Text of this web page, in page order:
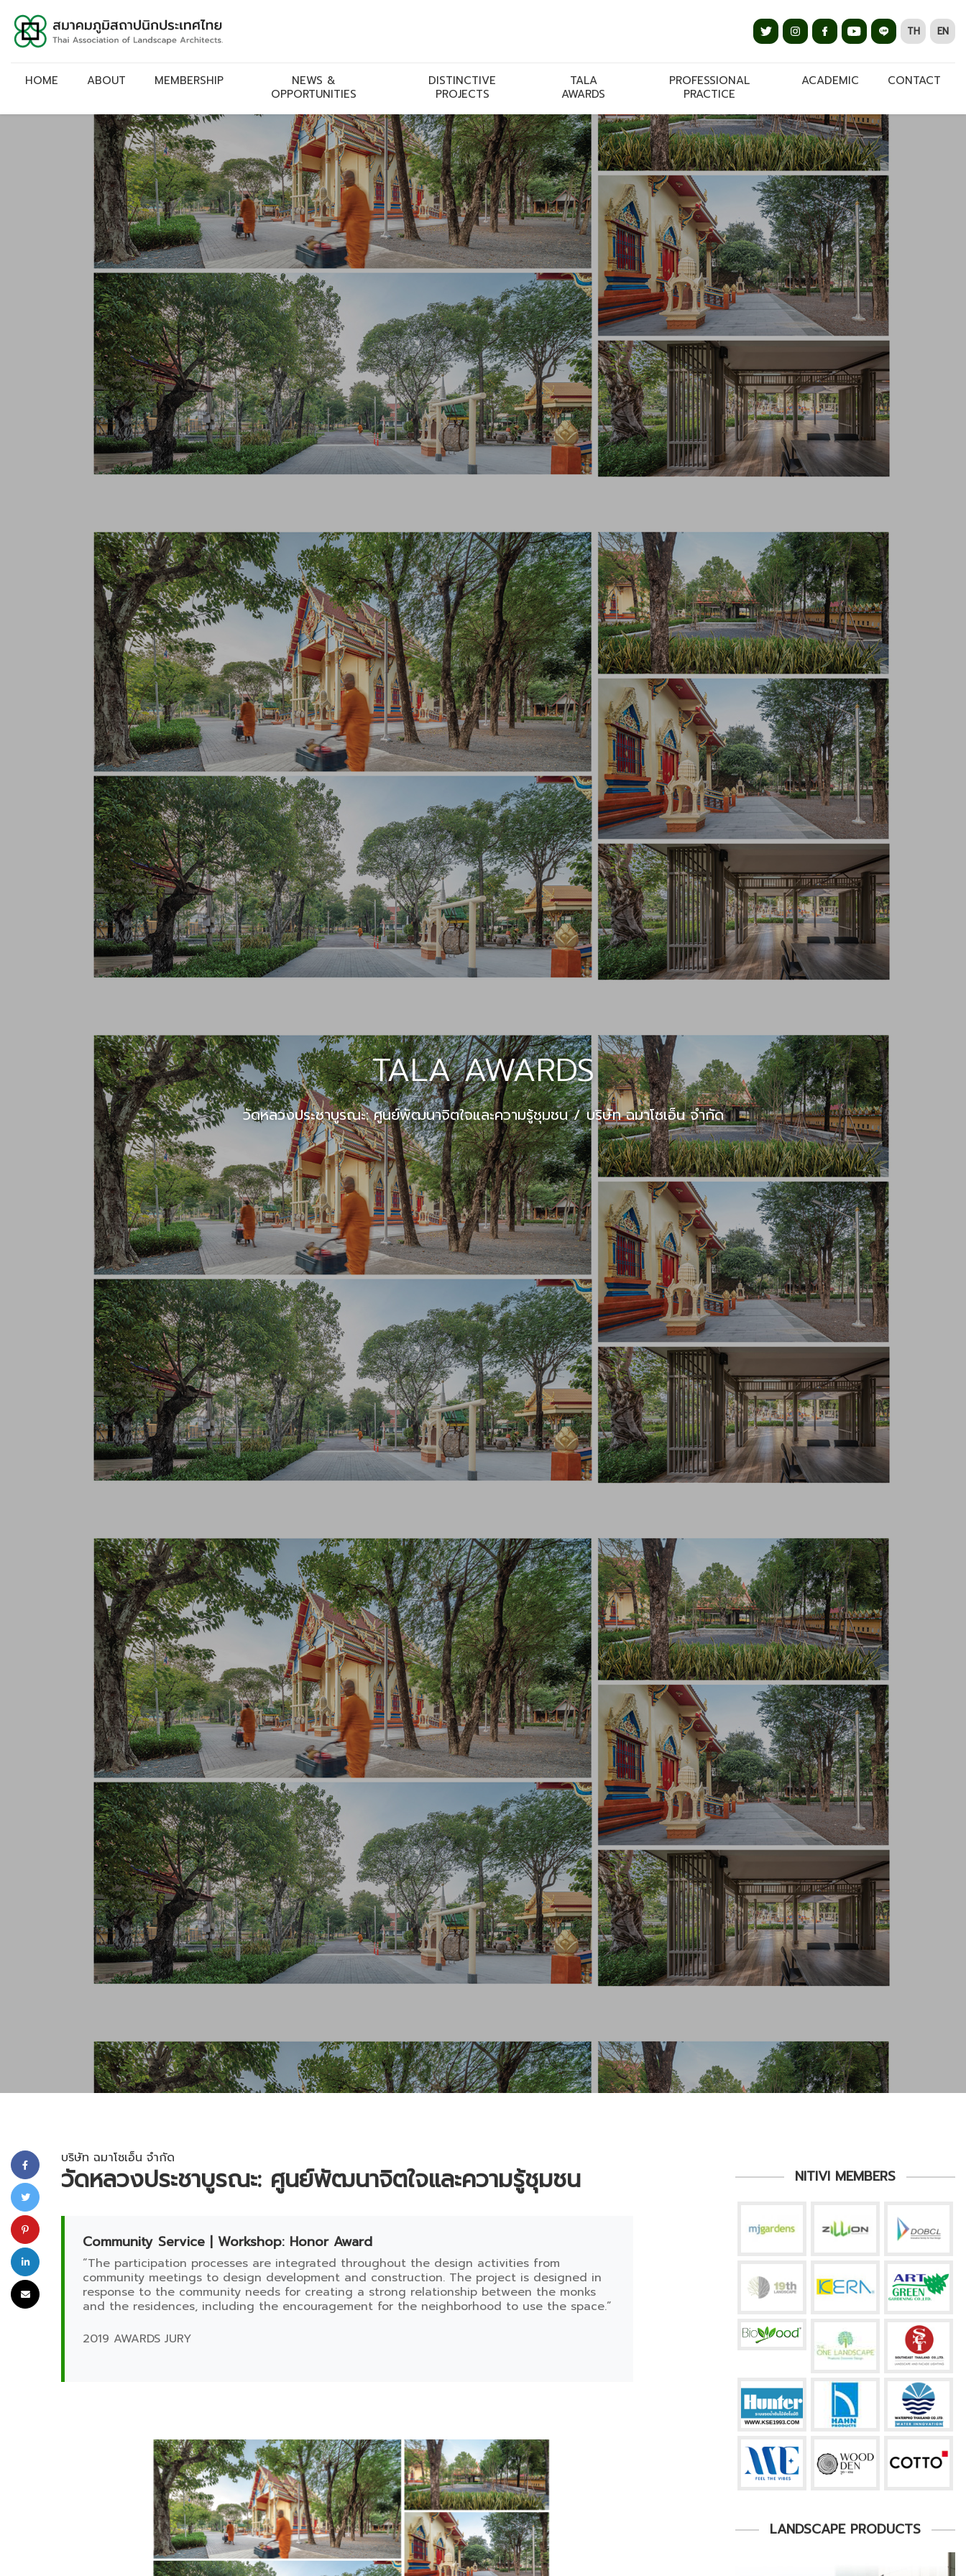
TH EN
HOME ABOUT MEMBERSHIP
NEWS &
OPPORTUNITIES
DISTINCTIVE
PROJECTS
TALA
AWARDS
PROFESSIONAL
PRACTICE
ACADEMIC CONTACT
TALA AWARDS
วัดหลวงประชาบูรณะ: ศูนย์พัฒนาจิตใจและความรู้ชุมชน บริษัท ฉมาโซเอ็น จำกัด
บริษัท ฉมาโซเอ็น จำกัด
วัดหลวงประชาบูรณะ: ศูนย์พัฒนาจิตใจและความรู้ชุมชน
Community Service | Workshop: Honor Award
“The participation processes are integrated throughout the design activities from
community meetings to design development and construction. The project is designed in
response to the community needs for creating a strong relationship between the monks
and the residences, including the encouragement for the neighborhood to use the space.”
2019 AWARDS JURY
NITIVI MEMBERS
LANDSCAPE PRODUCTS